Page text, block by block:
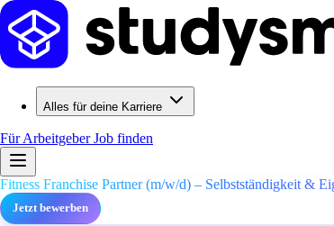
Alles für deine Karriere
Für ArbeitgeberJob finden
Fitness Franchise Partner (m/w/d) – Selbstständigkeit &
Jetzt bewerben